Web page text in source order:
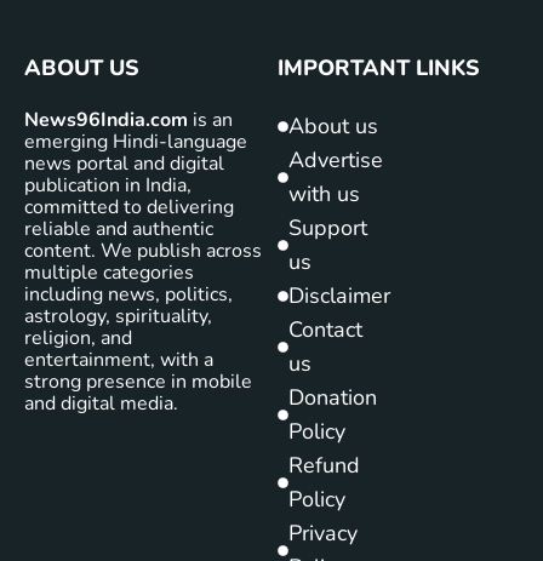
ABOUT US
News96India.com is an
emerging Hindi-language
news portal and digital
publication in India,
committed to delivering
reliable and authentic
content. We publish across
multiple categories
including news, politics,
astrology, spirituality,
religion, and
entertainment, with a
strong presence in mobile
and digital media.
IMPORTANT LINKS
About us
Advertise
with us
Support
us
Disclaimer
Contact
us
Donation
Policy
Refund
Policy
Privacy